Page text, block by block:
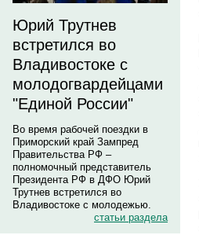
Юрий Трутнев
встретился во
Владивостоке с
молодогвардейцами
"Единой России"
Во время рабочей поездки в
Приморский край Зампред
Правительства РФ –
полномочный представитель
Президента РФ в ДФО Юрий
Трутнев встретился во
Владивостоке с молодежью.
статьи раздела